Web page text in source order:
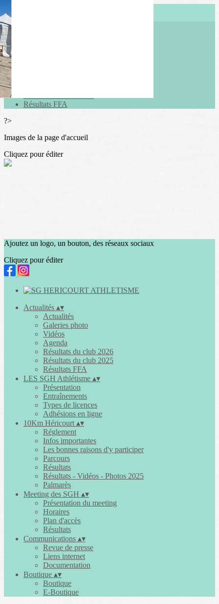
Menu
<
>
Résultats FFA
?>
Images de la page d'accueil
Cliquez pour éditer
Ajoutez un logo, un bouton, des réseaux sociaux
Cliquez pour éditer
Actualités ▴▾
Actualités
Galeries photo
Vidéos
Agenda
Résultats du club 2026
Résultats du club 2025
Résultats FFA
LES SGH Athlétisme ▴▾
Présentation
Entraînements
Types de licences
Adhésions en ligne
10Km Héricourt ▴▾
Réglement
Infos importantes
Les bonnes raisons d'y participer
Parcours
Résultats
Résultats - Vidéos - Photos 2025
Palmarès
Meeting des SGH ▴▾
Présentation du meeting
Horaires
Plan d'accès
Résultats
Communications ▴▾
Revue de presse
Liens internet
Documentation
Boutique ▴▾
Boutique
E-Boutique